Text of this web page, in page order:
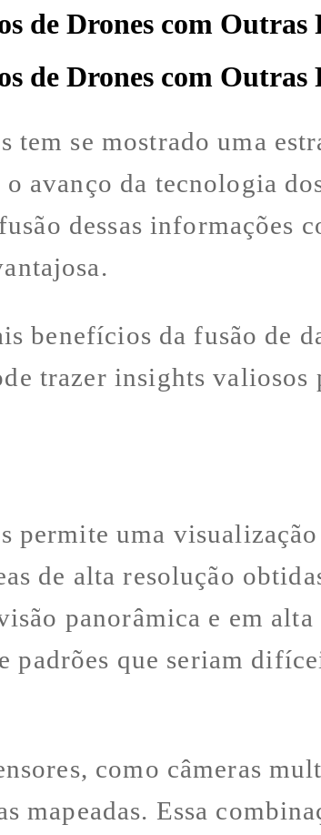
de Drones com Outras
de Drones com Outras
tem se mostrado uma
avanço da tecnologia
dessas informações
benefícios da fusão de
trazer insights valiosos
permite uma
de alta resolução
panorâmica e em
que seriam
como câmeras
mapeadas. Essa